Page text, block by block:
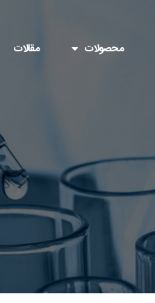
محصولات مقالات